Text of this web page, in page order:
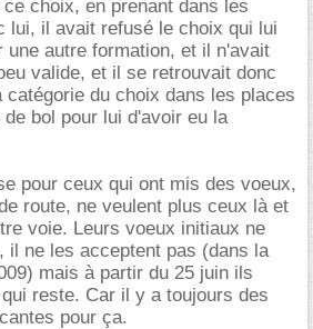
choix, en prenant dans les
lui, il avait refusé le choix qui lui
une autre formation, et il n'avait
valide, et il se retrouvait donc
catégorie du choix dans les places
bol pour lui d'avoir eu la
pour ceux qui ont mis des voeux,
route, ne veulent plus ceux là et
voie. Leurs voeux initiaux ne
il ne les acceptent pas (dans la
mais à partir du 25 juin ils
reste. Car il y a toujours des
pour ça.